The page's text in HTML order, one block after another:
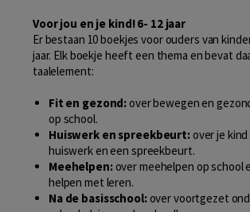
Voor jou en je kind! 6- 12 jaar
Er bestaan 10 boekjes voor ouders van
jaar. Elk boekje heeft een thema en bevat
taalelement:
Fit en gezond:over bewegen en
op school.
Huiswerk en spreekbeurt:over je
huiswerk en een spreekbeurt.
Meehelpen:over meehelpen op school
helpen met leren.
Na de basisschool:over voortgezet